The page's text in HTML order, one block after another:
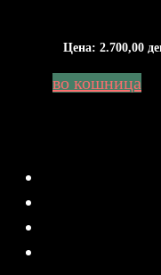
Цена: 2.700,00
во кошница